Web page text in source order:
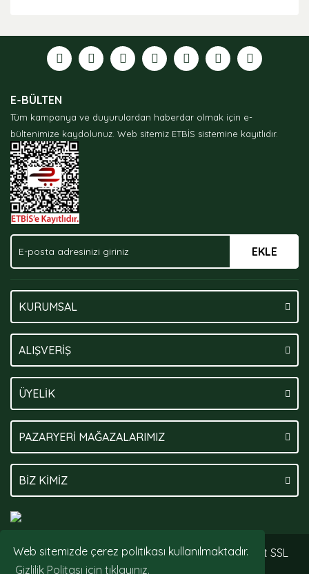
Web sitemizde çerez politikası kullanılmaktadır.
Gizlilik Politası için tıklayınız.
formunu kullanarak tarafımıza iletebilirsiniz.
Görüş ve önerileriniz için teşekkür ederiz.
Ürün açıklamasında eksik bilgiler bulunuyor.
Ürün bilgilerinde hatalar bulunuyor.
Ürün fiyatı diğer sitelerden daha pahalı.
Bu ürüne benzer farklı alternatifler olmalı.
E-BÜLTEN
Tüm kampanya ve duyurulardan haberdar olmak için e-
bültenimize kaydolunuz. Web sitemiz ETBİS sistemine kayıtlıdır.
EKLE
KURUMSAL
ALIŞVERİŞ
ÜYELİK
PAZARYERİ MAĞAZALARIMIZ
BİZ KİMİZ
© Tüm hakları saklıdır. Kredi kartı bilgileriniz 256bit SSL
sertifikası ile korunmaktadır.